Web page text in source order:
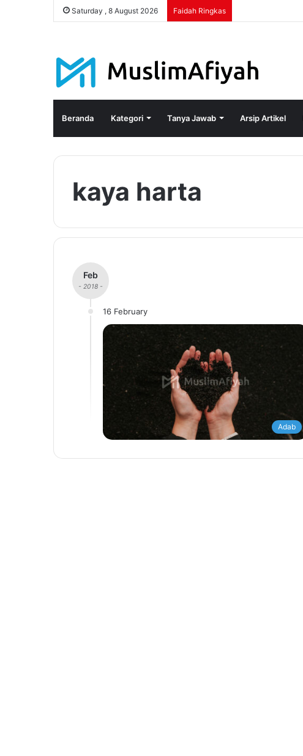
Saturday , 8 August 2026 Faidah Ringkas
Beranda Kategori Tanya Jawab Arsip Artikel
kaya harta
Feb
- 2018 -
16 February
Adab